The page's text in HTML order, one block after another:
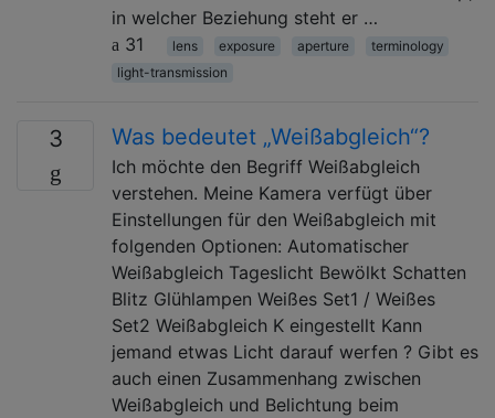
in welcher Beziehung steht er …
31
lens exposure aperture
terminology
light-transmission
3 Was bedeutet „Weißabgleich“?
Ich möchte den Begriff Weißabgleich
verstehen. Meine Kamera verfügt über
Einstellungen für den Weißabgleich mit
folgenden Optionen: Automatischer
Weißabgleich Tageslicht Bewölkt Schatten
Blitz Glühlampen Weißes Set1 / Weißes
Set2 Weißabgleich K eingestellt Kann
jemand etwas Licht darauf werfen ? Gibt es
auch einen Zusammenhang zwischen
Weißabgleich und Belichtung beim